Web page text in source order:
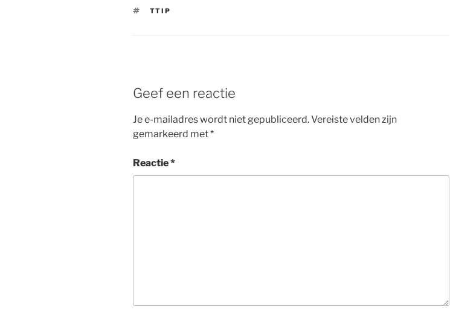
TAGS
TTIP
Geef een reactie
Je e-mailadres wordt niet gepubliceerd.Vereiste velden zijn
gemarkeerd met*
Reactie*